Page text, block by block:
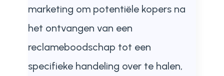
marketing om potentiële kopers na
het ontvangen van een
reclameboodschap tot een
specifieke handeling over te halen,